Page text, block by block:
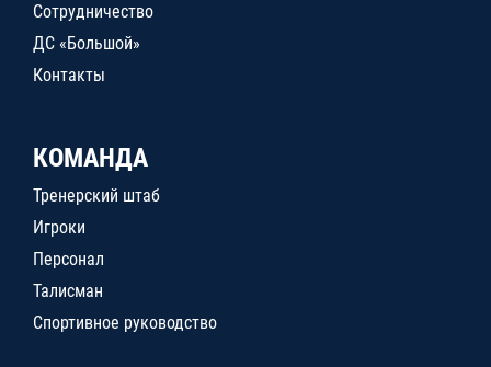
Сотрудничество
ДС «Большой»
Контакты
КОМАНДА
Тренерский штаб
Игроки
Персонал
Талисман
Спортивное руководство